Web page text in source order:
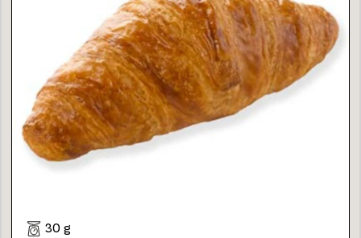
30 g